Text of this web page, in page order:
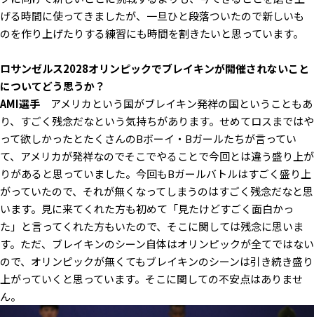
げる時間に使ってきましたが、一旦ひと段落ついたので新しいも
のを作り上げたりする練習にも時間を割きたいと思っています。
――ロサンゼルス2028オリンピックでブレイキンが開催されないこと
についてどう思うか？
AMI選手 アメリカという国がブレイキン発祥の国ということもあ
り、すごく残念だなという気持ちがあります。せめてロスまではや
って欲しかったとたくさんのBボーイ・Bガールたちが言ってい
て、アメリカが発祥なのでそこでやることで今回とは違う盛り上が
りがあると思っていました。今回もBガールバトルはすごく盛り上
がっていたので、それが無くなってしまうのはすごく残念だなと思
います。見に来てくれた方も初めて「見たけどすごく面白かっ
た」と言ってくれた方もいたので、そこに関しては残念に思いま
す。ただ、ブレイキンのシーン自体はオリンピックが全てではない
ので、オリンピックが無くてもブレイキンのシーンは引き続き盛り
上がっていくと思っています。そこに関しての不安点はありませ
ん。